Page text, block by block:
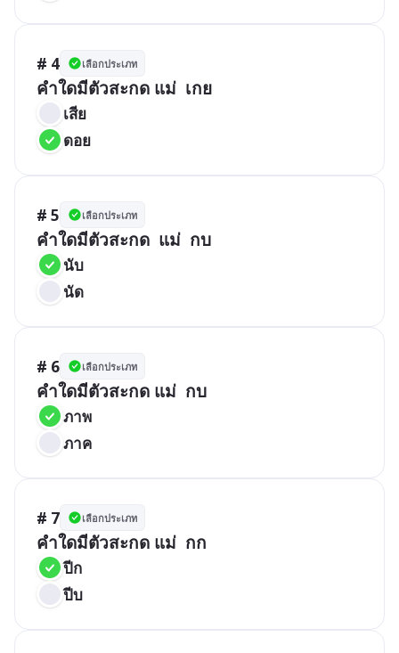
# 4 เลือกประเภท
คำใดมีตัวสะกด แม่  เกย
เสีย
ดอย
# 5 เลือกประเภท
คำใดมีตัวสะกด  แม่  กบ
นับ
นัด
# 6 เลือกประเภท
คำใดมีตัวสะกด แม่  กบ
ภาพ
ภาค
# 7 เลือกประเภท
คำใดมีตัวสะกด แม่  กก
ปีก
ปีบ